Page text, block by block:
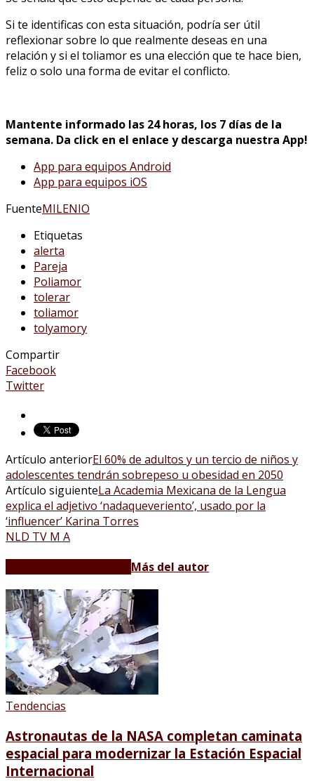
Si te identificas con esta situación, podría ser útil
reflexionar sobre lo que realmente deseas en una
relación y si el toliamor es una elección que te hace bien,
feliz o solo una forma de evitar el conflicto.
Mantente informado las 24 horas, los 7 días de la
semana. Da click en el enlace y descarga nuestra App!
App para equipos Android
App para equipos iOS
FuenteMILENIO
Etiquetas
alerta
Pareja
Poliamor
tolerar
toliamor
tolyamory
Compartir
Facebook
Twitter
Artículo anteriorEl 60% de adultos y un tercio de niños y
adolescentes tendrán sobrepeso u obesidad en 2050
Artículo siguienteLa Academia Mexicana de la Lengua
explica el adjetivo ‘nadaqueveriento’, usado por la
‘influencer’ Karina Torres
NLD TV M A
Más del autor
Tendencias
Astronautas de la NASA completan caminata
espacial para modernizar la Estación Espacial
Internacional